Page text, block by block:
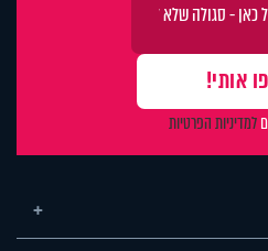
למדיניות הפרטיות